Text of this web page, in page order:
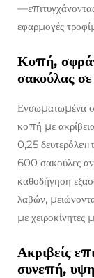
εφαρμογές
Κοπή,
σακούλας
Ενσωματωμένα
κοπή με
0,25
600 σακούλες
καθοδήγηση
λαβών,
με χειροκίνητες
Ακριβείς
συνεπή,